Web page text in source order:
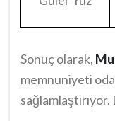
Sonuç olarak,
memnuniyeti